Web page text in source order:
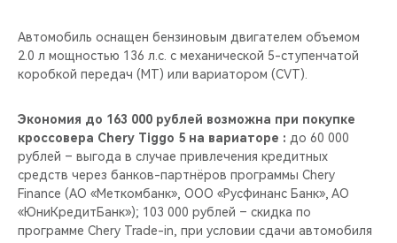
Автомобиль оснащен бензиновым двигателем объемом
2.0 л мощностью 136 л.с. с механической 5-ступенчатой
коробкой передач (MT) или вариатором (CVT).
Экономия до 163 000 рублей возможна при покупке
кроссовера Chery Tiggo 5 на вариаторе : до 60 000
рублей – выгода в случае привлечения кредитных
средств через банков-партнёров программы Chery
Finance (АО «Меткомбанк», ООО «Русфинанс Банк», АО
«ЮниКредитБанк»); 103 000 рублей – скидка по
программе Chery Trade-in, при условии сдачи автомобиля